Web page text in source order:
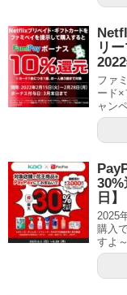
リ
ファ
ード×
ャン
日】
2025
購入
すよ～